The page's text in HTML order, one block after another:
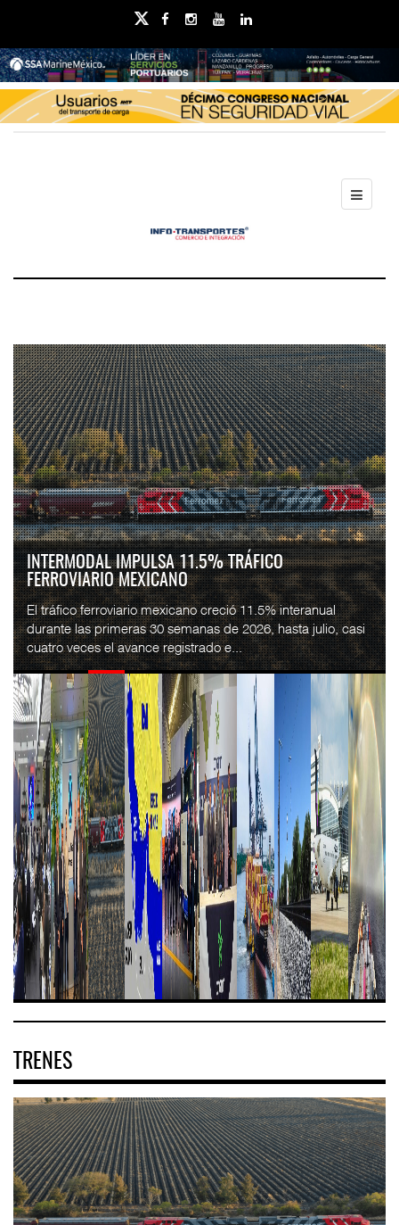
INTERMODAL IMPULSA 11.5% TRÁFICO
FERROVIARIO MEXICANO
El tráfico ferroviario mexicano creció 11.5% interanual
durante las primeras 30 semanas de 2026, hasta julio, casi
cuatro veces el avance registrado e...
TRENES